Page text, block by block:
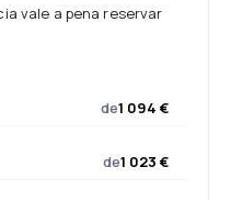
vale a pena reservar
de1 094 €
de1 023 €